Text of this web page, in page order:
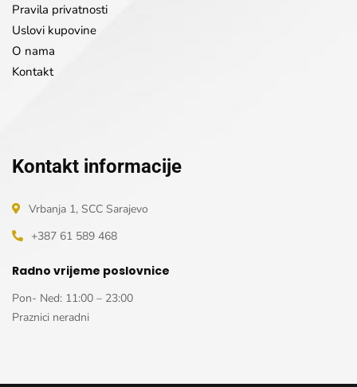
Pravila privatnosti
Uslovi kupovine
O nama
Kontakt
Kontakt informacije
Vrbanja 1, SCC Sarajevo
+387 61 589 468
Radno vrijeme poslovnice
Pon- Ned: 11:00 – 23:00
Praznici neradni